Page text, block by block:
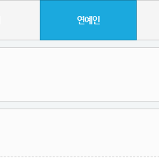
연예인